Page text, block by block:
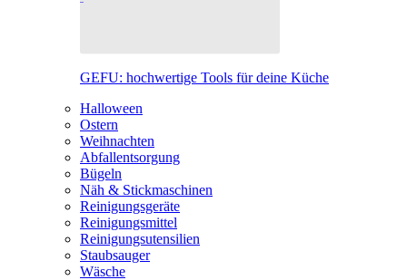
GEFU: hochwertige Tools für deine Küche
Halloween
Ostern
Weihnachten
Abfallentsorgung
Bügeln
Näh & Stickmaschinen
Reinigungsgeräte
Reinigungsmittel
Reinigungsutensilien
Staubsauger
Wäsche